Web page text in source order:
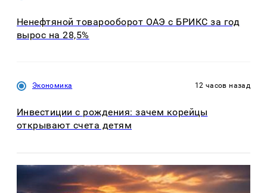
Ненефтяной товарооборот ОАЭ с БРИКС за год
вырос на 28,5%
Экономика 12 часов назад
Инвестиции с рождения: зачем корейцы
открывают счета детям